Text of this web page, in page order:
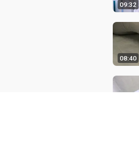
09:32
08:40